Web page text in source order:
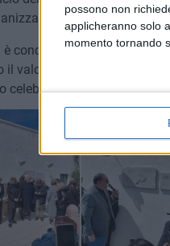
possono non
applicheranno solo
momento tornando
di grandi eventi
è concluso con la
il valore sacro del lavoro e
celebre il territorio.